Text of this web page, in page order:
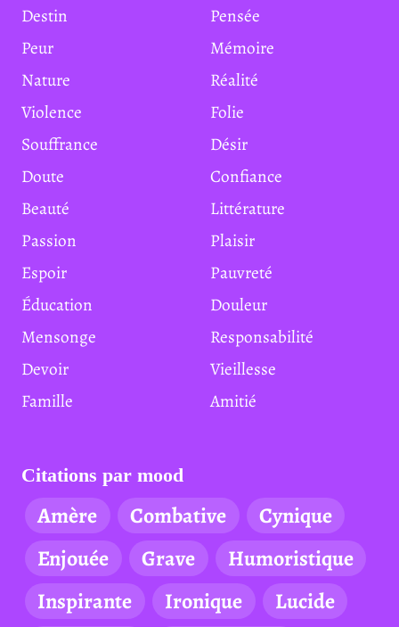
Destin
Pensée
Peur
Mémoire
Nature
Réalité
Violence
Folie
Souffrance
Désir
Doute
Confiance
Beauté
Littérature
Passion
Plaisir
Espoir
Pauvreté
Éducation
Douleur
Mensonge
Responsabilité
Devoir
Vieillesse
Famille
Amitié
Citations par mood
Amère Combative
Cynique
Enjouée
Grave
Humoristique
Inspirante
Ironique Lucide